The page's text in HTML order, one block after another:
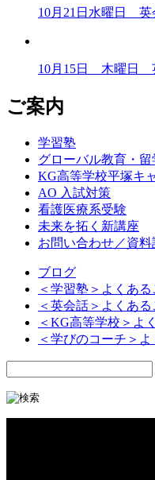
10月21日水曜日 英
10月15日 木曜日
ご案内
学習塾
グローバル教育・
KG高等学校平塚キ
AO 入試対策
看護医療系受験
未来を拓く新講座
お問い合わせ／資料
ブログ
＜学習塾＞よくある
＜英会話＞よくある
＜KG高等学校＞よ
＜学びのコーチ＞